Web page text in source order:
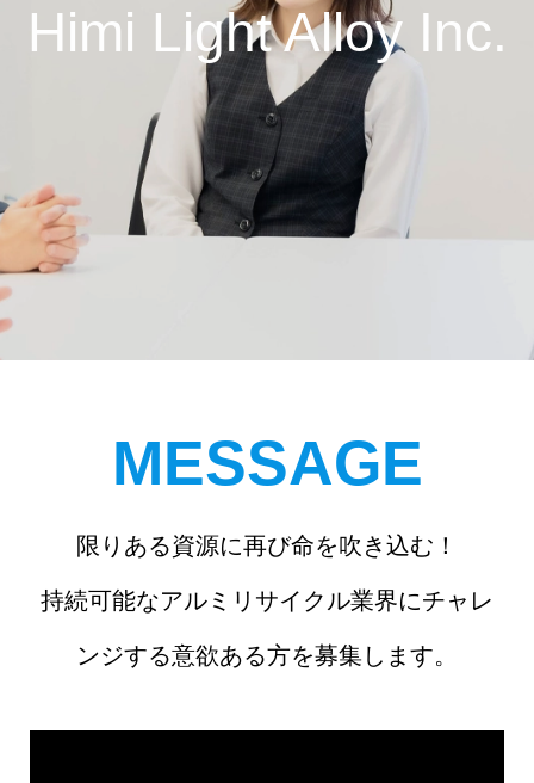
Himi Light Alloy Inc.
MESSAGE
限りある資源に再び命を吹き込む！
持続可能なアルミリサイクル業界にチャレ
ンジする意欲ある方を募集します。